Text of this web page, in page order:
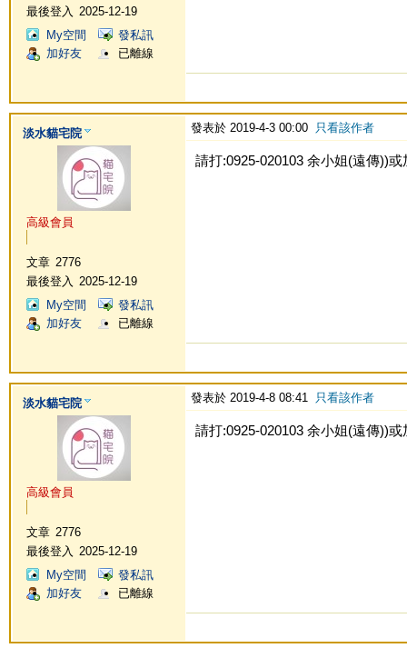
最後登入
2025-12-19
My空間
發私訊
加好友
已離線
淡水貓宅院
高級會員
文章 2776
最後登入
2025-12-19
My空間
發私訊
加好友
已離線
發表於 2019-4-3 00:00 只看該作者
請打:0925-020103 余小姐(遠傳))
淡水貓宅院
高級會員
文章 2776
最後登入
2025-12-19
My空間
發私訊
加好友
已離線
發表於 2019-4-8 08:41 只看該作者
請打:0925-020103 余小姐(遠傳))